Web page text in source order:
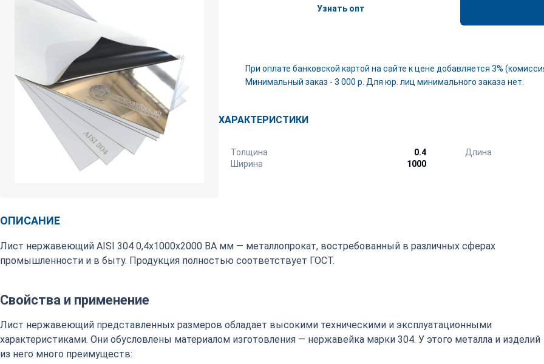
Узнать опт
При оплате банковской картой на сайте к цене добавляется 3%
Минимальный заказ - 3 000 р. Для юр. лиц минимального заказа нет.
ХАРАКТЕРИСТИКИ
Толщина
0.4
Ширина
1000
Длина
ОПИСАНИЕ
Лист нержавеющий AISI 304 0,4х1000х2000 ВА мм — металлопрокат, востребованный в различных сферах
промышленности и в быту. Продукция полностью соответствует ГОСТ.
Свойства и применение
Лист нержавеющий представленных размеров обладает высокими техническими и эксплуатационными
характеристиками. Они обусловлены материалом изготовления — нержавейка марки 304. У этого металла и изделий
из него много преимуществ: